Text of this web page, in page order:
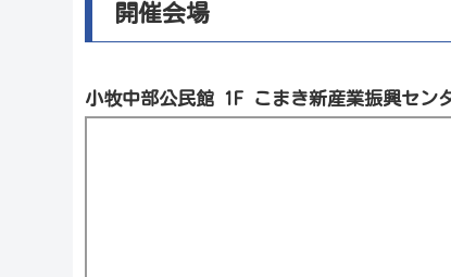
開催会場
小牧中部公民館 1F こまき新産業振興セン